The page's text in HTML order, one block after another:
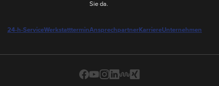
Sie da.
24-h-ServiceWerkstattterminAnsprechpartnerKarriereUnternehmen